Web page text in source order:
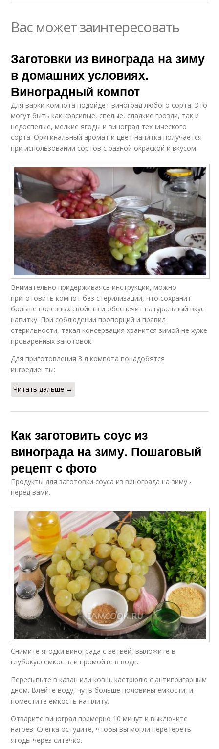
Вас может заинтересовать
Заготовки из винограда на зиму
в домашних условиях.
Виноградный компот
Для варки компота подойдет виноград любого сорта. Это
могут быть как красивые, спелые, сладкие грозди, так и
недоспелые, мелкие ягоды и виноград технического
сорта. Оригинальный аромат и цвет напитка получается
при использовании сортов с разной окраской и вкусом.
Внимательно придерживаясь инструкции, можно
приготовить компот без стерилизации, что сохранит
больше полезных свойств и обеспечит натуральный вкус
напитку. При соблюдении пропорций и правил
стерильности, такая консервация хранится зимой не хуже
проваренных заготовок.
Для приготовления 3 л компота понадобятся
ингредиенты:
Читать дальше →
Как заготовить соус из
винограда на зиму. Пошаговый
рецепт с фото
Продукты для заготовки соуса из винограда на зиму -
перед вами.
Снимите ягодки винограда с ветвей, выложите в
глубокую емкость и промойте в воде.
Пересыпьте в казан или ковш, кастрюлю с антипригарным
дном. Влейте воду, чуть больше половины емкости, и
поместите емкость на плиту.
Отварите виноград примерно 10 минут и выключите
нагрев. Слегка остудите, чтобы вы могли перетереть
ягоды через ситечко.